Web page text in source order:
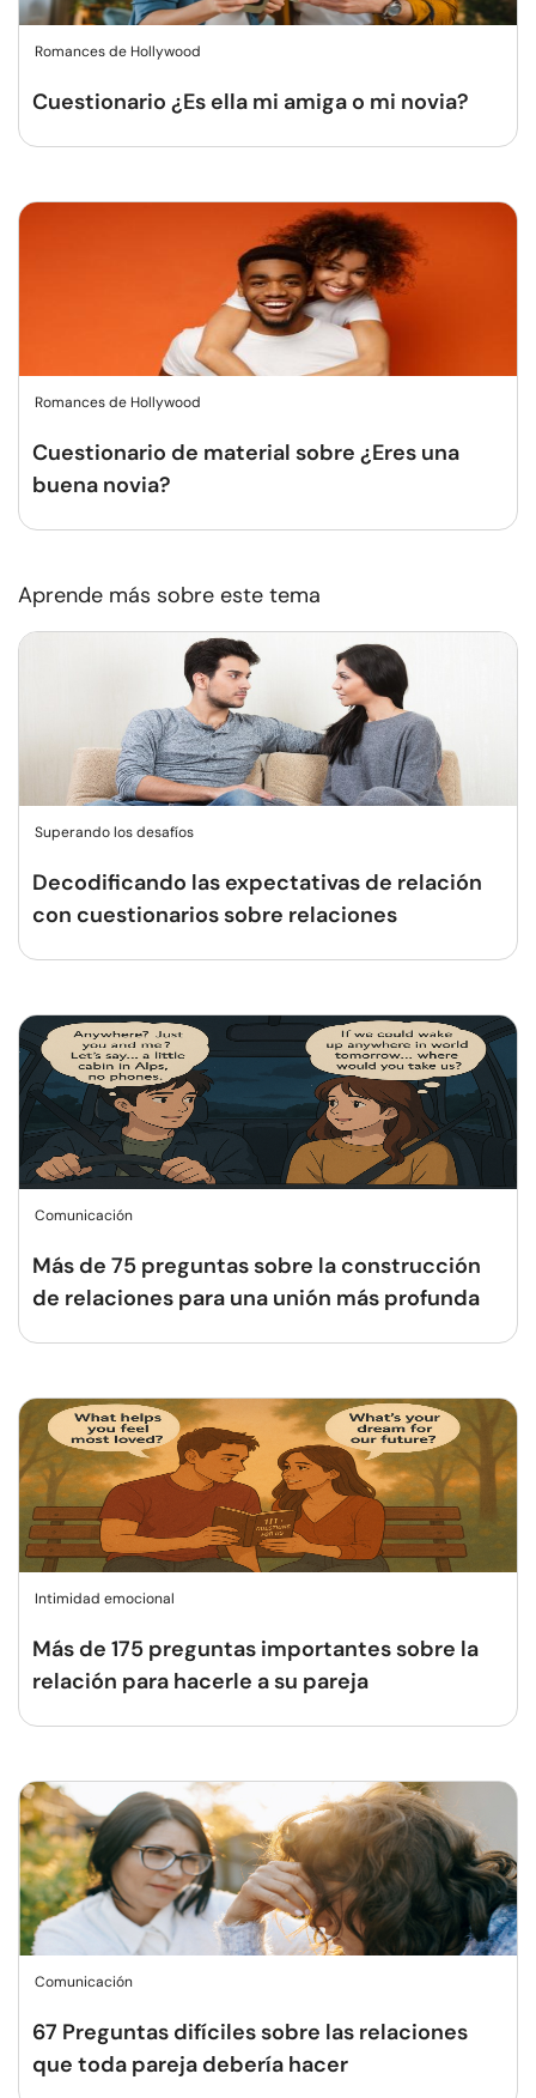
Romances de Hollywood
Cuestionario ¿Es ella mi amiga o mi novia?
Romances de Hollywood
Cuestionario de material sobre ¿Eres una
buena novia?
Aprende más sobre este tema
Superando los desafíos
Decodificando las expectativas de relación
con cuestionarios sobre relaciones
Comunicación
Más de 75 preguntas sobre la construcción
de relaciones para una unión más profunda
Intimidad emocional
Más de 175 preguntas importantes sobre la
relación para hacerle a su pareja
Comunicación
67 Preguntas difíciles sobre las relaciones
que toda pareja debería hacer